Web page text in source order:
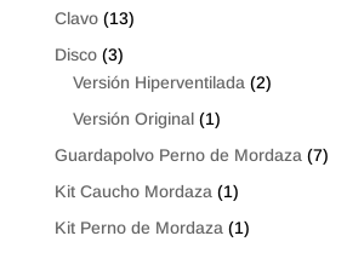
FULWIN
(2L-
2G)
cantidad
Clavo (13)
Disco (3)
Versión Hiperventilada (2)
Versión Original (1)
Guardapolvo Perno de Mordaza (7)
Kit Caucho Mordaza (1)
Kit Perno de Mordaza (1)